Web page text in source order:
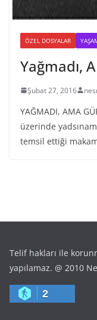
ÖZEL DOSYALAR
Yağmadı,
Şubat 27, 2016
YAĞMADI, AMA
üzerinde
temsil ettiği
Telif hakları ile
yapılamaz. @ 2010
2